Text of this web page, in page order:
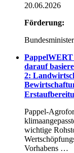
20.06.2026
Förderung:
PappelWERT
darauf
2:
Pappel-
wichtige
Vorhabens …